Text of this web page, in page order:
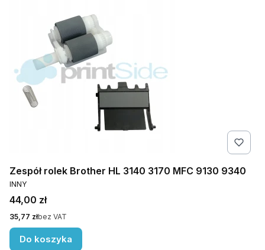
Zespół rolek Brother HL 3140 3170 MFC 9130 9340
PRODUCENT
INNY
Cena
44,00 zł
Cena
35,77 złbez VAT
Do koszyka